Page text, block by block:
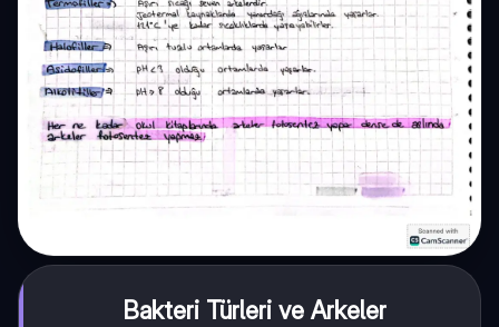
Bakteri Türleri ve Arkeler